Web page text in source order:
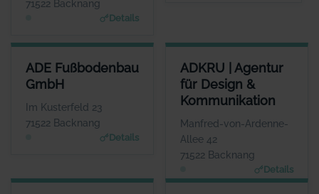
71522 Backnang
Details
ADE Fußbodenbau
GmbH
Im Kusterfeld 23
71522 Backnang
Details
ADE FUSSBODENBAU GMBH
www.adegmbh.de
ADKRU | Agentur
für Design &
Kommunikation
Manfred-von-Ardenne-
Allee 42
71522 Backnang
Details
ADKRU | AGENTUR FÜR